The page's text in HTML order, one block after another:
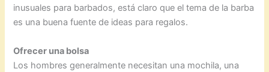
inusuales para barbados, está claro que el tema de la barba
es una buena fuente de ideas para regalos.
Ofrecer una bolsa
Los hombres generalmente necesitan una mochila, una